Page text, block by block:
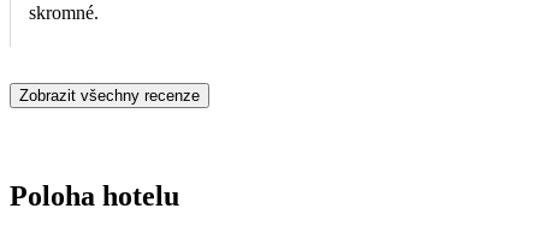
skromné.
Zobrazit všechny recenze
Poloha hotelu